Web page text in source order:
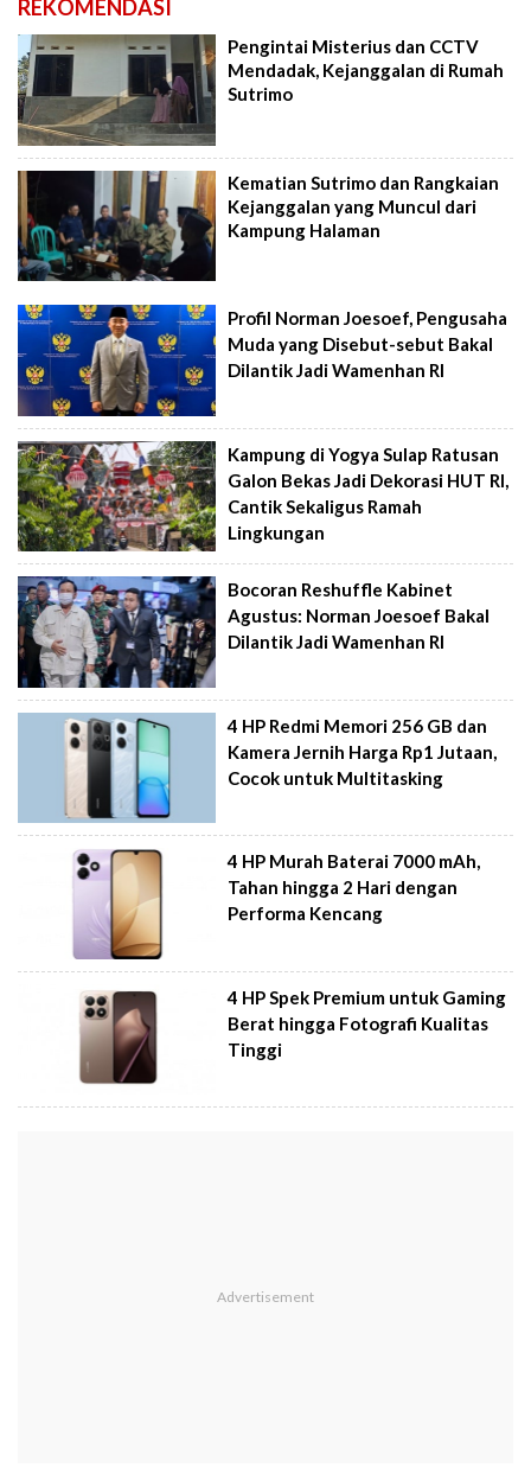
REKOMENDASI
Pengintai Misterius dan CCTV
Mendadak, Kejanggalan di Rumah
Sutrimo
Kematian Sutrimo dan Rangkaian
Kejanggalan yang Muncul dari
Kampung Halaman
Profil Norman Joesoef, Pengusaha
Muda yang Disebut-sebut Bakal
Dilantik Jadi Wamenhan RI
Kampung di Yogya Sulap Ratusan
Galon Bekas Jadi Dekorasi HUT RI,
Cantik Sekaligus Ramah
Lingkungan
Bocoran Reshuffle Kabinet
Agustus: Norman Joesoef Bakal
Dilantik Jadi Wamenhan RI
4 HP Redmi Memori 256 GB dan
Kamera Jernih Harga Rp1 Jutaan,
Cocok untuk Multitasking
4 HP Murah Baterai 7000 mAh,
Tahan hingga 2 Hari dengan
Performa Kencang
4 HP Spek Premium untuk Gaming
Berat hingga Fotografi Kualitas
Tinggi